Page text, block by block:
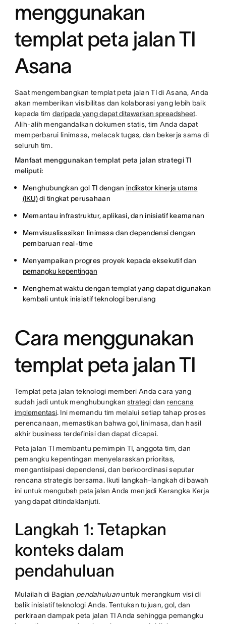
menggunakan
templat peta jalan TI
Asana
Saat mengembangkan templat peta jalan TI di Asana, Anda
akan memberikan visibilitas dan kolaborasi yang lebih baik
kepada tim daripada yang dapat ditawarkan spreadsheet.
Alih-alih mengandalkan dokumen statis, tim Anda dapat
memperbarui linimasa, melacak tugas, dan bekerja sama di
seluruh tim.
Manfaat menggunakan templat peta jalan strategi TI
meliputi:
Menghubungkan gol TI dengan indikator kinerja utama
(IKU)di tingkat perusahaan
Memantau infrastruktur, aplikasi, dan inisiatif keamanan
Memvisualisasikan linimasa dan dependensi dengan
pembaruan real-time
Menyampaikan progres proyek kepada eksekutif dan
pemangku kepentingan
Menghemat waktu dengan templat yang dapat digunakan
kembali untuk inisiatif teknologi berulang
Cara menggunakan
templat peta jalan TI
Templat peta jalan teknologi memberi Anda cara yang
sudah jadi untuk menghubungkanstrategi dan rencana
implementasi. Ini memandu tim melalui setiap tahap proses
perencanaan, memastikan bahwa gol, linimasa, dan hasil
akhir business terdefinisi dan dapat dicapai.
Peta jalan TI membantu pemimpin TI, anggota tim, dan
pemangku kepentingan menyelaraskan prioritas,
mengantisipasi dependensi, dan berkoordinasi seputar
rencana strategis bersama. Ikuti langkah-langkah di bawah
ini untuk mengubah peta jalan Anda menjadi Kerangka Kerja
yang dapat ditindaklanjuti.
Langkah 1: Tetapkan
konteks dalam
pendahuluan
Mulailah di Bagian pendahuluanuntuk merangkum visi di
balik inisiatif teknologi Anda. Tentukan tujuan, gol, dan
perkiraan dampak peta jalan TI Anda sehingga pemangku